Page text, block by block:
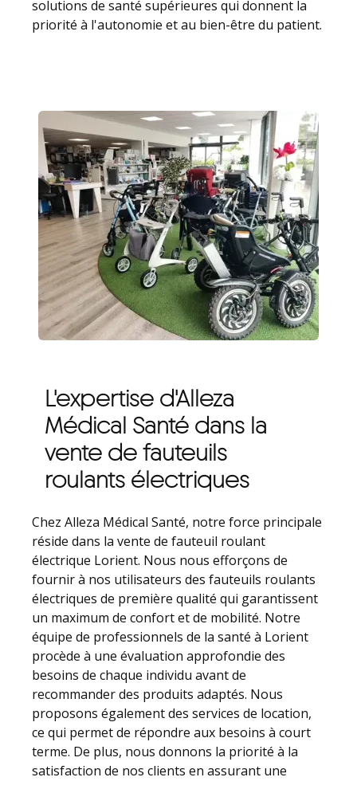
solutions de santé supérieures qui donnent la
priorité à l'autonomie et au bien-être du patient.
L'expertise d'Alleza
Médical Santé dans la
vente de fauteuils
roulants électriques
Chez Alleza Médical Santé, notre force principale
réside dans la vente de fauteuil roulant
électrique Lorient. Nous nous efforçons de
fournir à nos utilisateurs des fauteuils roulants
électriques de première qualité qui garantissent
un maximum de confort et de mobilité. Notre
équipe de professionnels de la santé à Lorient
procède à une évaluation approfondie des
besoins de chaque individu avant de
recommander des produits adaptés. Nous
proposons également des services de location,
ce qui permet de répondre aux besoins à court
terme. De plus, nous donnons la priorité à la
satisfaction de nos clients en assurant une